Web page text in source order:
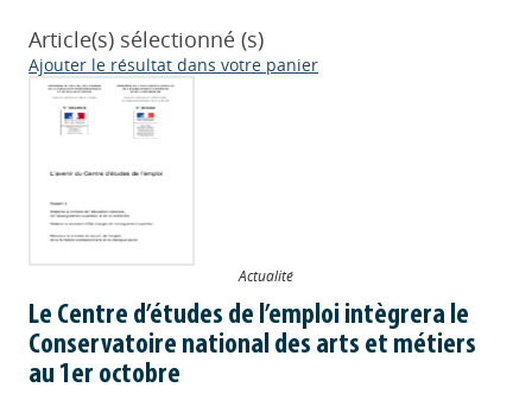
Article(s) sélectionné (s)
Ajouter le résultat dans votre panier
Actualité
Le Centre d’études de l’emploi intègrera le
Conservatoire national des arts et métiers
au 1er octobre